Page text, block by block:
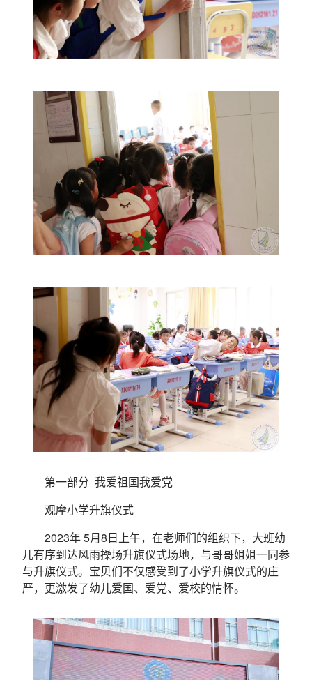
第一部分 我爱祖国我爱党
观摩小学升旗仪式
2023年 5月8日上午，在老师们的组织下，大班幼
儿有序到达风雨操场升旗仪式场地，与哥哥姐姐一同参
与升旗仪式。宝贝们不仅感受到了小学升旗仪式的庄
严，更激发了幼儿爱国、爱党、爱校的情怀。